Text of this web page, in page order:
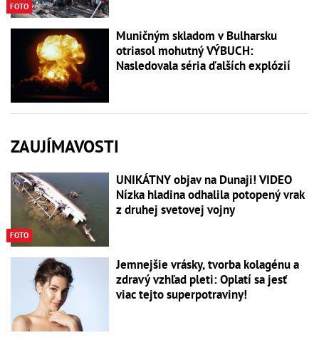
FOTO
Muničným skladom v Bulharsku
otriasol mohutný VÝBUCH:
Nasledovala séria ďalších explózií
ZAUJÍMAVOSTI
FOTO
UNIKÁTNY objav na Dunaji! VIDEO
Nízka hladina odhalila potopený vrak
z druhej svetovej vojny
Jemnejšie vrásky, tvorba kolagénu a
zdravý vzhľad pleti: Oplatí sa jesť
viac tejto superpotraviny!